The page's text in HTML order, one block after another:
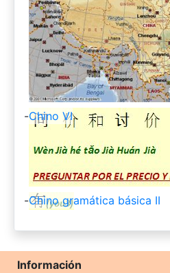
-Chino VI
-Chino gramática básica II
Información